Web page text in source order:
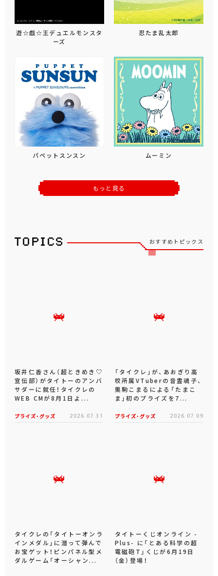
遊☆戯☆王デュエルモンスタ
ーズ
忍たま乱太郎
パペットスンスン ムーミン
もっと見る
おすすめトピックス
坂井仁香さん（超ときめき♡
宣伝部）がタイトーのアンバ
サダーに就任！タイクレの
WEB CMが8月1日よ...
プライズ・グッズ 2026.07.31
「タイクレ」が、あおぎり高
校所属VTuberの音霊魂子、
栗駒こまるによる「たまこ
ま」初のプライズを7...
プライズ・グッズ 2026.07.09
タイクレの「タイトーオンラ
インメダル」に潜って弾んで
お宝ゲット！ピンパネル型メ
ダルゲーム「オーシャン...
タイトーくじオンライン -
Plus- に「とある科学の超
電磁砲T」くじが6月19日
（金）登場！